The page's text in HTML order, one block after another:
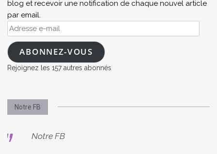
blog et recevoir une notification de chaque nouvel article
par email.
Adresse
e-
mailABONNEZ-VOUS
Rejoignez les 157 autres abonnés
Notre FB
Notre FB